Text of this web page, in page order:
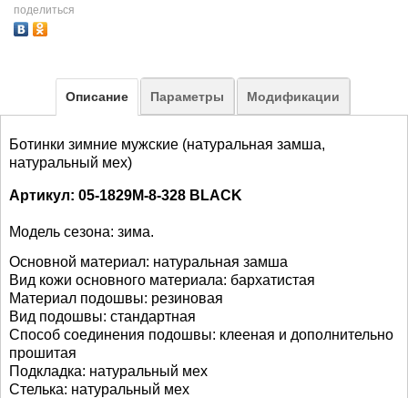
поделиться
Описание Параметры Модификации
Ботинки зимние мужские (натуральная замша,
натуральный мех)
Артикул: 05-1829M-8-328 BLACK
Модель сезона: зима.
Основной материал: натуральная замша
Вид кожи основного материала: бархатистая
Материал подошвы: резиновая
Вид подошвы: стандартная
Способ соединения подошвы: клееная и дополнительно
прошитая
Подкладка: натуральный мех
Стелька: натуральный мех